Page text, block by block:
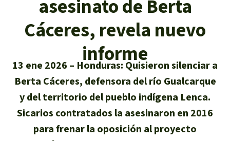
Banners Salva la Selva
Widget Salva la Selva
Agenda
Selva tropical
Derechos de la Naturaleza
Bioenergía
Agua
En los Medios
FAQ
Transparencia
Contacto
Deutsch
English
Français
Italiano
Português
Defensa de la selva
Defensoras y defensores de la
selva
Donar para una región
África
Latinoamérica
asesinato de Berta
Cáceres, revela nuevo
informe
13 ene 2026
Honduras: Quisieron silenciar a
Berta Cáceres, defensora del río Gualcarque
y del territorio del pueblo indígena Lenca.
Sicarios contratados la asesinaron en 2016
para frenar la oposición al proyecto